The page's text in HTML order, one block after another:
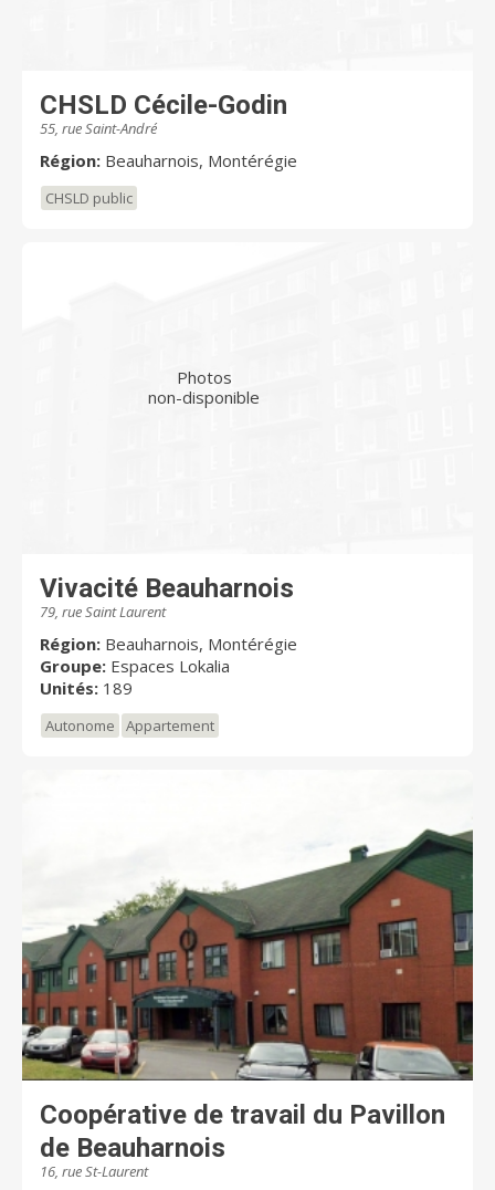
CHSLD Cécile-Godin
55, rue Saint-André
Région: Beauharnois, Montérégie
CHSLD public
Photos
non-disponible
Vivacité Beauharnois
79, rue Saint Laurent
Région: Beauharnois, Montérégie
Groupe: Espaces Lokalia
Unités: 189
Autonome Appartement
Coopérative de travail du Pavillon
de Beauharnois
16, rue St-Laurent